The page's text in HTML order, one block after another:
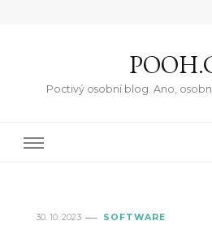
Poctivý osobní blog. Ano,
30. 10. 2023 SOFTWARE